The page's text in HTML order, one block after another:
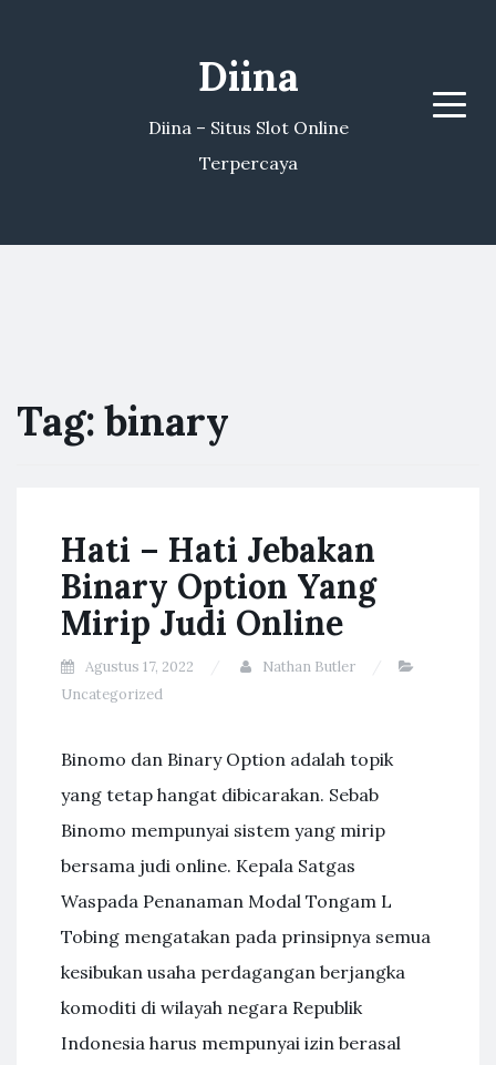
Diina
Diina – Situs Slot Online
Terpercaya
Menu
Tag:binary
Hati – Hati Jebakan
Binary Option Yang
Mirip Judi Online
Agustus 17, 2022
Nathan Butler
Uncategorized
Binomo dan Binary Option adalah topik
yang tetap hangat dibicarakan. Sebab
Binomo mempunyai sistem yang mirip
bersama judi online. Kepala Satgas
Waspada Penanaman Modal Tongam L
Tobing mengatakan pada prinsipnya semua
kesibukan usaha perdagangan berjangka
komoditi di wilayah negara Republik
Indonesia harus mempunyai izin berasal